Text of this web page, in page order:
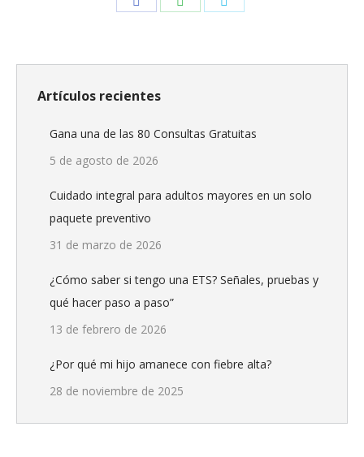
Artículos recientes
Gana una de las 80 Consultas Gratuitas
5 de agosto de 2026
Cuidado integral para adultos mayores en un solo
paquete preventivo
31 de marzo de 2026
¿Cómo saber si tengo una ETS? Señales, pruebas y
qué hacer paso a paso”
13 de febrero de 2026
¿Por qué mi hijo amanece con fiebre alta?
28 de noviembre de 2025